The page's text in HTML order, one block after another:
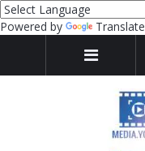
Powered by Translate